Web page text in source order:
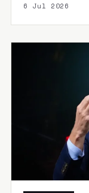
6 Jul 2026